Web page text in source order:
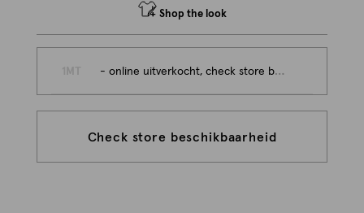
Shop the look
- online uitverkocht, check store beschikbaarheid
Check store beschikbaarheid